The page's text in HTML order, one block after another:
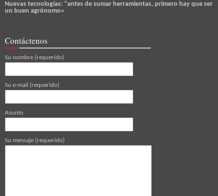
Nuevas tecnologías: “antes de sumar herramientas, primero hay que ser
un buen agrónomo»
Contáctenos
Su nombre (requerido)
Su e-mail (requerido)
Asunto
Su mensaje (requerido)